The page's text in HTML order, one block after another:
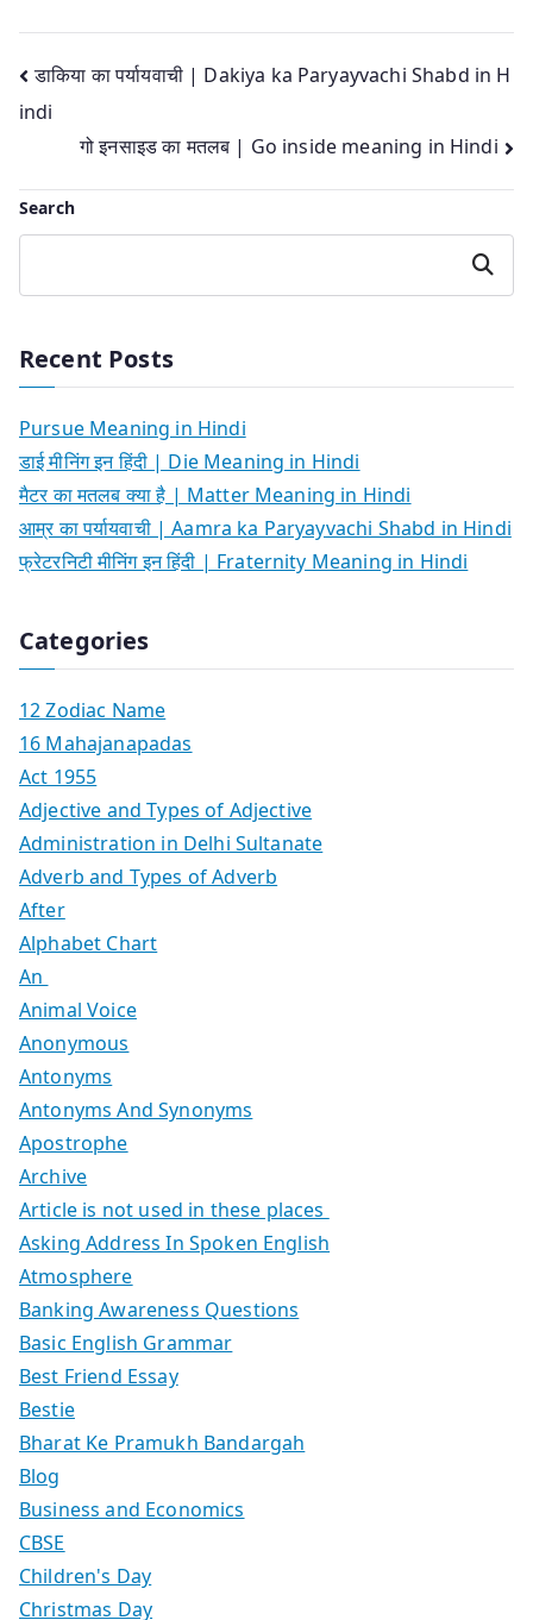
Post
navigation
डाकिया का पर्यायवाची | Dakiya ka Paryayvachi Shabd in H
indi
गो इनसाइड का मतलब | Go inside meaning in Hindi
Search
Search
Recent Posts
Pursue Meaning in Hindi
डाई मीनिंग इन हिंदी | Die Meaning in Hindi
मैटर का मतलब क्या है | Matter Meaning in Hindi
आम्र का पर्यायवाची | Aamra ka Paryayvachi Shabd in Hindi
फ्रेटरनिटी मीनिंग इन हिंदी | Fraternity Meaning in Hindi
Categories
12 Zodiac Name
16 Mahajanapadas
Act 1955
Adjective and Types of Adjective
Administration in Delhi Sultanate
Adverb and Types of Adverb
After
Alphabet Chart
An
Animal Voice
Anonymous
Antonyms
Antonyms And Synonyms
Apostrophe
Archive
Article is not used in these places
Asking Address In Spoken English
Atmosphere
Banking Awareness Questions
Basic English Grammar
Best Friend Essay
Bestie
Bharat Ke Pramukh Bandargah
Blog
Business and Economics
CBSE
Children's Day
Christmas Day